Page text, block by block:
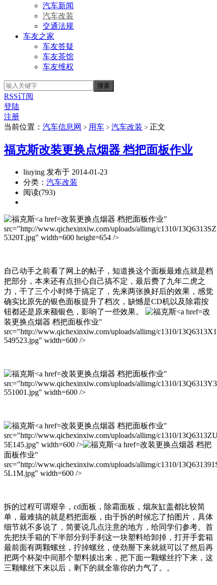
汽车新闻
汽车改装
交通法规
车友之家
车友答疑
车友茶馆
车友维权
RSS订阅
登陆
注册
当前位置： 汽车信息网 > 用车 > 汽车改装 > 正文
福克斯改装更换点烟器 档把面板作业
liuying 发布于 2014-01-23
分类： 汽车改装
阅读(793)
改装更换点烟器 档把面板作业"
src="http://www.qichexinxiw.com/uploads/allimg/c1310/
5320T.jpg" width=600 height=654 />
自己动手之前看了网上的帖子，知道换这个面板最难点就是档
把部分，本来还有点担心自己搞不定，最后费了九年二虎之
力，干了三个小时终于搞定了，先来两张换好后的效果，感觉
确实比原先的银色面板提升了档次，缺憾是CD机以及除霜按
钮都还是原来额银色，影响了一些效果。
改
装更换点烟器 档把面板作业"
src="http://www.qichexinxiw.com/uploads/allimg/c1310/
549523.jpg" width=600 />
改装更换点烟器 档把面板作业"
src="http://www.qichexinxiw.com/uploads/allimg/c1310/
551001.jpg" width=600 />
改装更换点烟器 档把面板作业"
src="http://www.qichexinxiw.com/uploads/allimg/c1310/
5E145.jpg" width=600 />
改装更换点烟器 档把
面板作业"
src="http://www.qichexinxiw.com/uploads/allimg/c1310/
5L1M.jpg" width=600 />
拆的过程可谓艰辛，cd面板，除霜面板，烟灰缸盖都比较简
单，最难搞的就是档把面板，由于拆的时候忘了拍图片，具体
细节就不多说了，简要说几点注意的地方，给同学们参考。首
先把扶手箱的下半部分到手刹这一块塑料给卸掉，打开手套箱
最前面有两颗螺丝，拧掉螺丝，使劲掰下来就就可以了然后再
把两个杯架中间那个塑料拔出来，把下面一颗螺丝拧下来，这
三颗螺丝下来以后，剩下的就全靠你的力气了。。